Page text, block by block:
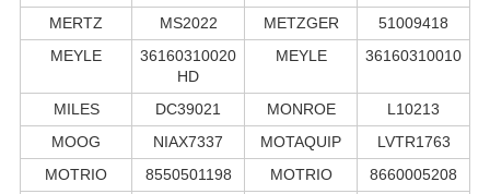
MERTZ MS2022 METZGER
51009418
MEYLE
36160310020
HD
MEYLE 36160310010
MILES DC39021 MONROE
L10213
MOOG
NIAX7337 MOTAQUIP
LVTR1763
MOTRIO
8550501198 MOTRIO
8660005208